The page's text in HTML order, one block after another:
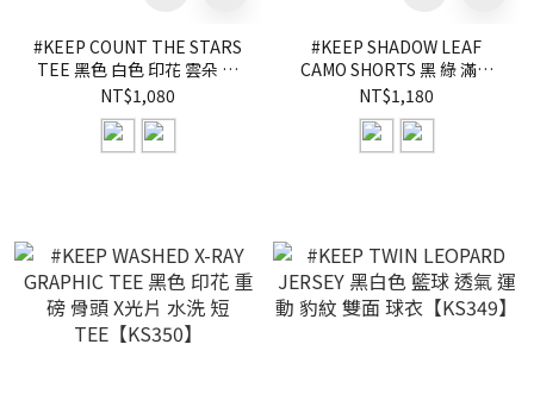
#KEEP COUNT THE STARS
TEE 黑色 白色 印花 雲朵 數
星星 短TEE【KS352】
NT$1,080
#KEEP SHADOW LEAF
CAMO SHORTS 黑 綠 滿版
抽繩 網眼 膝上 運動 歌德 黑
影 落葉 短褲 球褲【KS351】
ABshorts LUKA KS180
NT$1,180